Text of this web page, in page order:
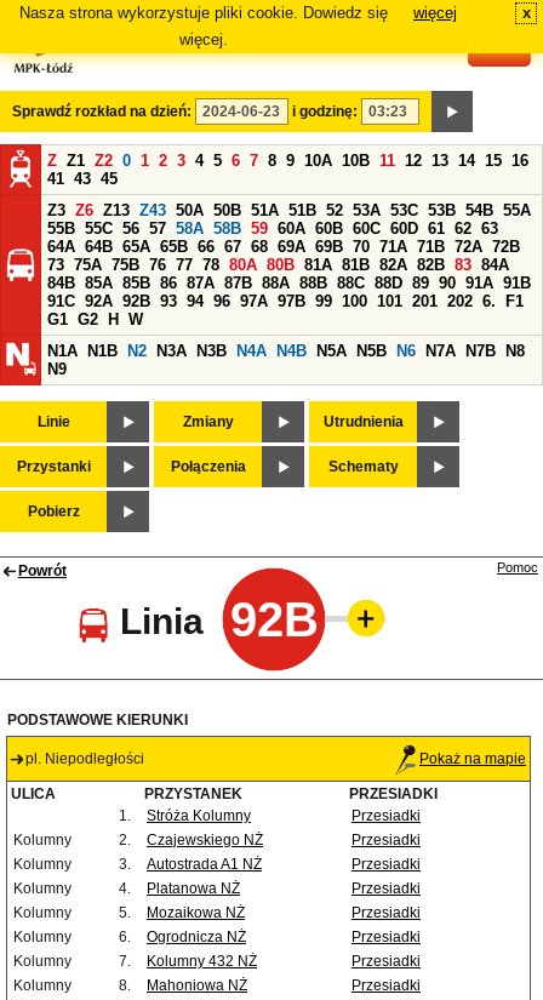
Nasza strona wykorzystuje pliki cookie. Dowiedz się
więcej.
więcej x
Sprawdź rozkład na dzień: i godzinę:
Z Z1 Z2 0 1 2 3 4 5 6 7 8 9 10A 10B 11 12 13 14 15 16
41 43 45
Z3 Z6 Z13 Z43 50A 50B 51A 51B 52 53A 53C 53B 54B 55A
55B 55C 56 57 58A 58B 59 60A 60B 60C 60D 61 62 63
64A 64B 65A 65B 66 67 68 69A 69B 70 71A 71B 72A 72B
73 75A 75B 76 77 78 80A 80B 81A 81B 82A 82B 83 84A
84B 85A 85B 86 87A 87B 88A 88B 88C 88D 89 90 91A 91B
91C 92A 92B 93 94 96 97A 97B 99 100 101 201 202 6.
F1
G1 G2 H
W
N1A
N1B N2 N3A N3B N4A N4B N5A N5B N6 N7A N7B
N8
N9
Linie Zmiany Utrudnienia
Przystanki Połączenia Schematy
Pobierz
Powrót
Linia 92B
Pomoc
PODSTAWOWE KIERUNKI
pl. Niepodległości Pokaż na mapie
ULICA PRZYSTANEK
PRZESIADKI
1.
Stróża Kolumny
Przesiadki
Kolumny
2. Czajewskiego NŻ
Przesiadki
Kolumny
3. Autostrada A1 NŻ
Przesiadki
Kolumny
4. Platanowa NŻ
Przesiadki
Kolumny
5. Mozaikowa NŻ
Przesiadki
Kolumny
6. Ogrodnicza NŻ
Przesiadki
Kolumny
7. Kolumny 432 NŻ
Przesiadki
Kolumny
8. Mahoniowa NŻ
Przesiadki